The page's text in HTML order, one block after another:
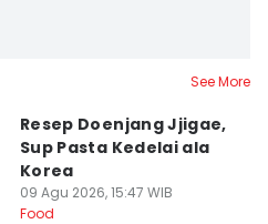
See More
Resep Doenjang Jjigae,
Sup Pasta Kedelai ala
Korea
09 Agu 2026, 15:47 WIB
Food